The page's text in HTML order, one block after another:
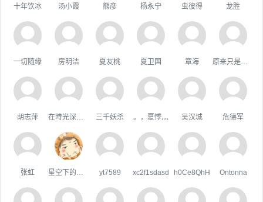
十年饮冰 汤小霞 熊彦 杨永宁 虫彼得 龙胜
一切随缘 房明洁 夏友桃 夏卫国 章海
胡志萍 三千妖杀 。，夏悸灬 吴汉城 危德军
张虹 yt7589 xc2f1sdasd h0Ce8QhH Ontonna